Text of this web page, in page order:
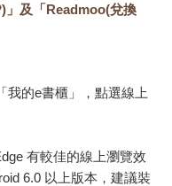
」及「Readmoo(兌換
的e書櫃」，點選線上
有較佳的線上瀏覽效
6.0 以上版本，建議裝